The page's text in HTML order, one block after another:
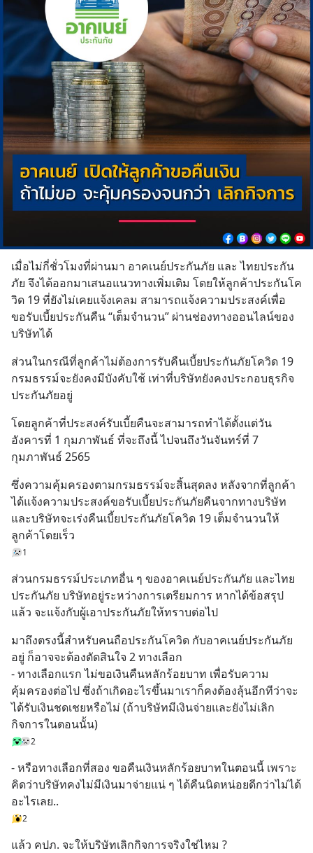
เมื่อไม่กี่ชั่วโมงที่ผ่านมา อาคเนย์ประกันภัย และ ไทยประกัน
ภัย จึงได้ออกมาเสนอแนวทางเพิ่มเติม โดยให้ลูกค้าประกันโค
วิด 19 ที่ยังไม่เคยแจ้งเคลม สามารถแจ้งความประสงค์เพื่อ
ขอรับเบี้ยประกันคืน “เต็มจำนวน” ผ่านช่องทางออนไลน์ของ
บริษัทได้
ส่วนในกรณีที่ลูกค้าไม่ต้องการรับคืนเบี้ยประกันภัยโควิด 19
กรมธรรม์จะยังคงมีบังคับใช้ เท่าที่บริษัทยังคงประกอบธุรกิจ
ประกันภัยอยู่
โดยลูกค้าที่ประสงค์รับเบี้ยคืนจะสามารถทำได้ตั้งแต่วัน
อังคารที่ 1 กุมภาพันธ์ ที่จะถึงนี้ ไปจนถึงวันจันทร์ที่ 7
กุมภาพันธ์ 2565
ซึ่งความคุ้มครองตามกรมธรรม์จะสิ้นสุดลง หลังจากที่ลูกค้า
ได้แจ้งความประสงค์ขอรับเบี้ยประกันภัยคืนจากทางบริษัท
และบริษัทจะเร่งคืนเบี้ยประกันภัยโควิด 19 เต็มจำนวนให้
ลูกค้าโดยเร็ว
1
ส่วนกรมธรรม์ประเภทอื่น ๆ ของอาคเนย์ประกันภัย และไทย
ประกันภัย บริษัทอยู่ระหว่างการเตรียมการ หากได้ข้อสรุป
แล้ว จะแจ้งกับผู้เอาประกันภัยให้ทราบต่อไป
มาถึงตรงนี้สำหรับคนถือประกันโควิด กับอาคเนย์ประกันภัย
อยู่ ก็อาจจะต้องตัดสินใจ 2 ทางเลือก
- ทางเลือกแรก ไม่ขอเงินคืนหลักร้อยบาท เพื่อรับความ
คุ้มครองต่อไป ซึ่งถ้าเกิดอะไรขึ้นมาเราก็คงต้องลุ้นอีกทีว่าจะ
ได้รับเงินชดเชยหรือไม่ (ถ้าบริษัทมีเงินจ่ายและยังไม่เลิก
กิจการในตอนนั้น)
2
- หรือทางเลือกที่สอง ขอคืนเงินหลักร้อยบาทในตอนนี้ เพราะ
คิดว่าบริษัทคงไม่มีเงินมาจ่ายแน่ ๆ ได้คืนนิดหน่อยดีกว่าไม่ได้
อะไรเลย..
2
แล้ว คปภ. จะให้บริษัทเลิกกิจการจริงใช่ไหม ?